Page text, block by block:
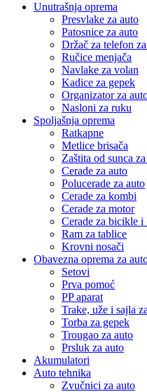
Unutrašnja oprema
Presvlake za auto
Patosnice za auto
Držač za telefon
Ručice menjača
Navlake za volan
Kadice za gepek
Organizator za
Nasloni za ruku
Spoljašnja oprema
Ratkapne
Metlice brisača
Zaštita od sunca
Cerade za auto
Polucerade za auto
Cerade za kombi
Cerade za motor
Cerade za bicikle
Ram za tablice
Krovni nosači
Obavezna oprema za
Setovi
Prva pomoć
PP aparat
Trake, uže i sajla
Torba za gepek
Trougao za auto
Prsluk za auto
Akumulatori
Auto tehnika
Zvučnici za auto